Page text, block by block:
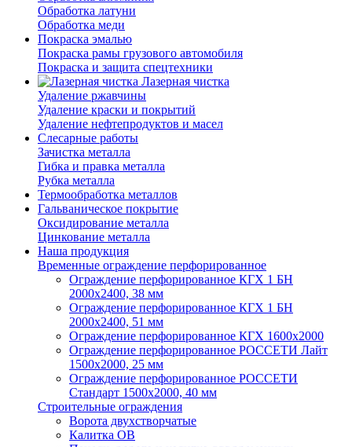
Обработка латуни
Обработка меди
Покраска эмалью
Покраска рамы грузового автомобиля
Покраска и защита спецтехники
Лазерная чистка
Удаление ржавчины
Удаление краски и покрытий
Удаление нефтепродуктов и масел
Слесарные работы
Зачистка металла
Гибка и правка металла
Рубка металла
Термообработка металлов
Гальваническое покрытие
Оксидирование металла
Цинкование металла
Наша продукция
Временные ограждение перфорированное
Ограждение перфорированное КГХ 1 БН
2000х2400, 38 мм
Ограждение перфорированное КГХ 1 БН
2000х2400, 51 мм
Ограждение перфорированное КГХ 1600х2000
Ограждение перфорированное РОССЕТИ Лайт
1500х2000, 25 мм
Ограждение перфорированное РОССЕТИ
Стандарт 1500х2000, 40 мм
Строительные ограждения
Ворота двухстворчатые
Калитка ОВ